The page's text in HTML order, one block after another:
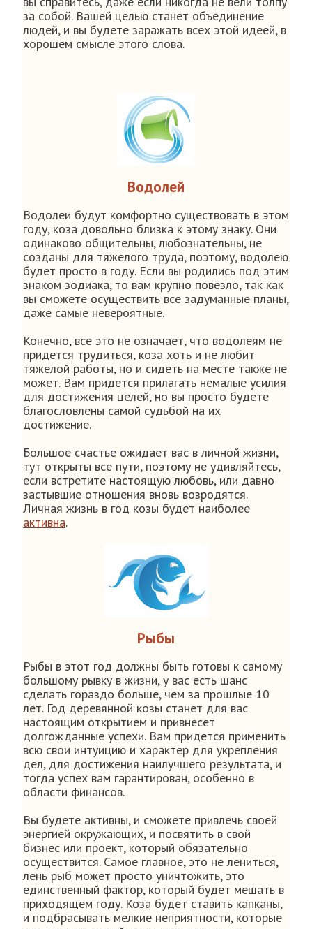
за собой. Вашей целью станет объединение
людей, и вы будете заражать всех этой идеей, в
хорошем смысле этого слова.
Водолей
Водолеи будут комфортно существовать в этом
году, коза довольно близка к этому знаку. Они
одинаково общительны, любознательны, не
созданы для тяжелого труда, поэтому, водолею
будет просто в году. Если вы родились под этим
знаком зодиака, то вам крупно повезло, так как
вы сможете осуществить все задуманные планы,
даже самые невероятные.
Конечно, все это не означает, что водолеям не
придется трудиться, коза хоть и не любит
тяжелой работы, но и сидеть на месте также не
может. Вам придется прилагать немалые усилия
для достижения целей, но вы просто будете
благословлены самой судьбой на их
достижение.
Большое счастье ожидает вас в личной жизни,
тут открыты все пути, поэтому не удивляйтесь,
если встретите настоящую любовь, или давно
застывшие отношения вновь возродятся.
Личная жизнь в год козы будет наиболее
активна.
Рыбы
Рыбы в этот год должны быть готовы к самому
большому рывку в жизни, у вас есть шанс
сделать гораздо больше, чем за прошлые 10
лет. Год деревянной козы станет для вас
настоящим открытием и привнесет
долгожданные успехи. Вам придется применить
всю свои интуицию и характер для укрепления
дел, для достижения наилучшего результата, и
тогда успех вам гарантирован, особенно в
области финансов.
Вы будете активны, и сможете привлечь своей
энергией окружающих, и посвятить в свой
бизнес или проект, который обязательно
осуществится. Самое главное, это не лениться,
лень рыб может просто уничтожить, это
единственный фактор, который будет мешать в
приходящем году. Коза будет ставить капканы,
и подбрасывать мелкие неприятности, которые